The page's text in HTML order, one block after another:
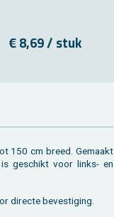
€ 8,69 / stuk
150 cm breed. Ge­maakt
ge­schikt voor links- en
di­rec­te be­ves­ti­ging.